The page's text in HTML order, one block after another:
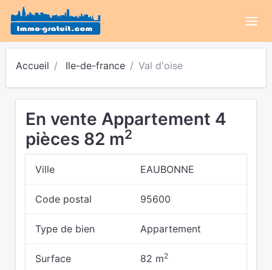
Accueil Ile-de-france Val d'oise
En vente Appartement 4
pièces 82 m2
Ville EAUBONNE
Code postal 95600
Type de bien Appartement
Surface 82 m2